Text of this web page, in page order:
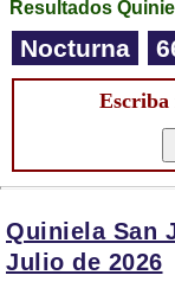
Resultados
Nocturna
Escriba
Quiniela San
Julio de 2026